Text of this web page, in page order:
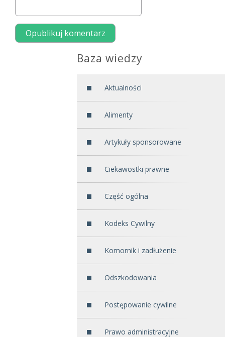
Baza wiedzy
Aktualności
Alimenty
Artykuły sponsorowane
Ciekawostki prawne
Część ogólna
Kodeks Cywilny
Komornik i zadłużenie
Odszkodowania
Postępowanie cywilne
Prawo administracyjne